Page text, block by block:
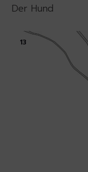
Der Hund
13